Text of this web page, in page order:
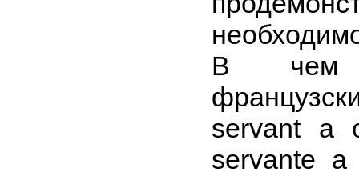
В чем
servant a
servante